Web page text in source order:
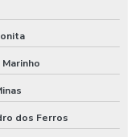
dos Ferros